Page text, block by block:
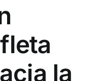
la